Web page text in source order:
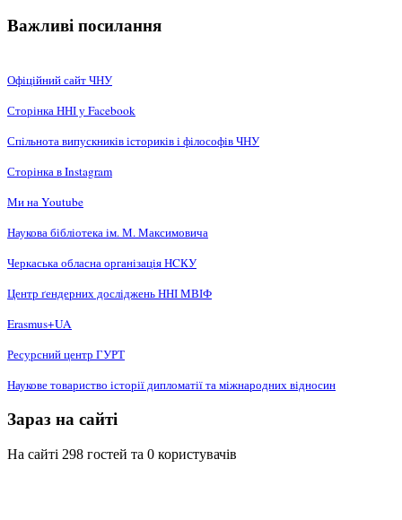
Важливі посилання
Офіційний сайт ЧНУ
Сторінка ННІ у Facebook
Спільнота випускників істориків і філософів ЧНУ
Сторінка в Instagram
Ми на Youtube
Наукова бібліотека ім. М. Максимовича
Черкаська обласна організація НCКУ
Центр ґендерних досліджень ННІ МВІФ
Erasmus+UA
Ресурсний центр ГУРТ
Наукове товариство історії дипломатії та міжнародних відносин
Зараз на сайті
На сайті 298 гостей та 0 користувачів